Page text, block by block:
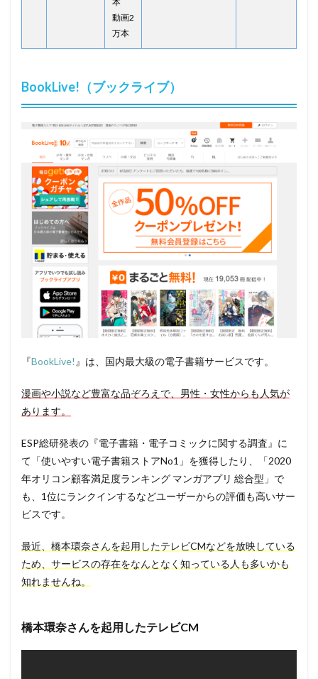
動画2
万本
BookLive!（ブックライブ）
『BookLive! 』は、国内最大級の電子書籍サービスです。
漫画や小説など豊富な品ぞろえで、男性・女性からも人気が
あります。
ESP総研発表の『電子書籍・電子コミックに関する調査』に
て「使いやすい電子書籍ストアNo1」を獲得したり、「2020
年オリコン顧客満足度ランキング マンガアプリ 総合型」で
も、1位にランクインするなどユーザーからの評価も高いサー
ビスです。
最近、橋本環奈さんを起用したテレビCMなどを放映している
ため、サービスの存在をなんとなく知っている人も多いかも
知れませんね。
橋本環奈さんを起用したテレビCM